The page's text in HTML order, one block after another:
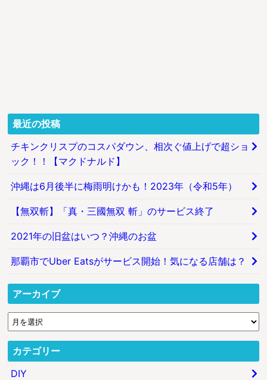
最近の投稿
チキンクリスプのコスパダウン、相次ぐ値上げで超ショ
ック！！【マクドナルド】
沖縄は6月後半に梅雨明けかも！2023年（令和5年）
【無双斬】「真・三國無双 斬」のサービス終了
2021年の旧盆はいつ？沖縄のお盆
那覇市でUber Eatsがサービス開始！気になる店舗は？
アーカイブ
カテゴリー
DIY